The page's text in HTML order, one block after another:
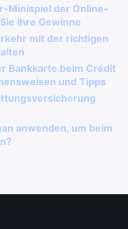
Minispiel der Online-
Ihre Gewinne
mit der richtigen
Bankkarte beim Crédit
und Tipps
anwenden, um beim